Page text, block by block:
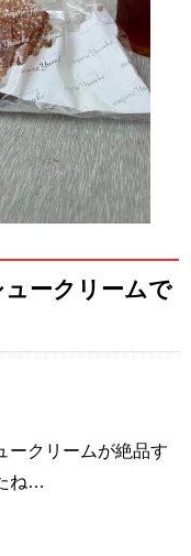
ュークリームで
ークリームが絶品す
ね…